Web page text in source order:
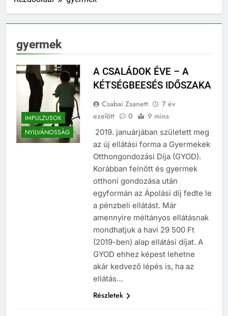
gyermek
IMPULZUSOK
NYILVÁNOSSÁG
A CSALÁDOK ÉVE – A
KÉTSÉGBEESÉS IDŐSZAKA
Csabai Zsanett
7 év
ezelőtt
0 9 mins
2019. januárjában született meg
az új ellátási forma a Gyermekek
Otthongondozási Díja (GYOD).
Korábban felnőtt és gyermek
otthoni gondozása után
egyformán az Ápolási díj fedte le
a pénzbeli ellátást. Már
amennyire méltányos ellátásnak
mondhatjuk a havi 29 500 Ft
(2019-ben) alap ellátási díjat. A
GYOD ehhez képest lehetne
akár kedvező lépés is, ha az
ellátás…
Részletek